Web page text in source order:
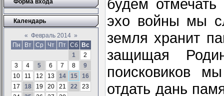
Форма входа
Календарь
« Февраль 2014 »
Пн
Вт Ср Чт Пт Сб
Вс
1
2
3
4 5 6 7 8
9
10
11 12 13 14 15
16
17
18 19 20 21 22
23
будем
эхо войны мы
земля хранит
защищая
поисковиков
отдать дань